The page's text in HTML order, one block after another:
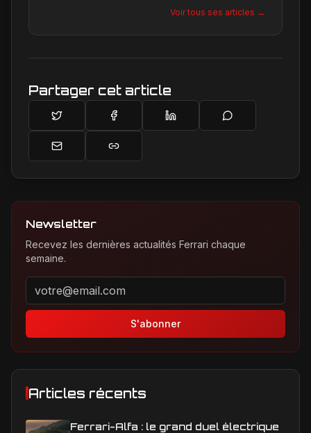
une passion contagieuse les dernières
créations, notamment chez Ferrari, sa marque
Voir tous ses articles →
Partager cet article
Newsletter
Recevez les dernières actualités Ferrari chaque
semaine.
Adresse email pour la newsletter
S'abonner
Articles récents
Ferrari-Alfa : le grand duel électrique